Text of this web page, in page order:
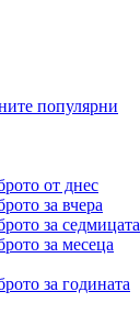
популярни
от днес
за вчера
за седмицата
за месеца
за годината